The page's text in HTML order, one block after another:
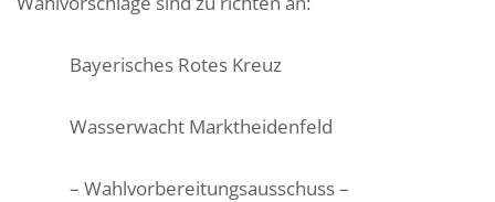
Bayerisches Rotes Kreuz
Wasserwacht Marktheidenfeld
– Wahlvorbereitungsausschuss –